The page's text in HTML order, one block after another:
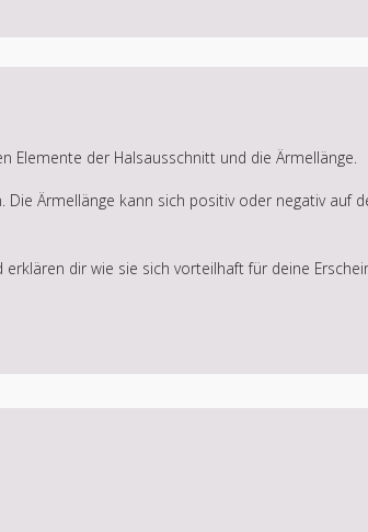
Elemente der Halsausschnitt und die Ärmellänge.
Ärmellänge kann sich positiv oder negativ auf
dir wie sie sich vorteilhaft für deine